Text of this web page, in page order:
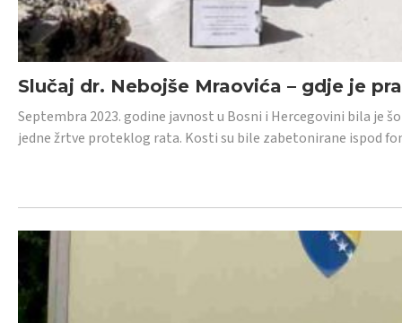
Slučaj dr. Nebojše Mraovića – gdje je
Septembra 2023. godine javnost u Bosni i Hercegovini bila je
jedne žrtve proteklog rata. Kosti su bile zabetonirane ispod